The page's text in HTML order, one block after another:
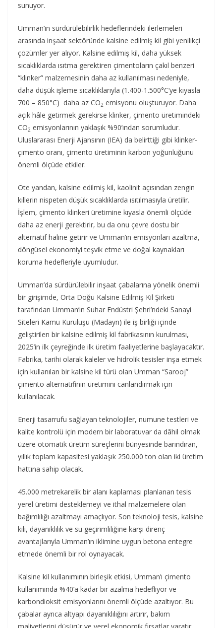
sunuyor.
Umman’ın sürdürülebilirlik hedeflerindeki ilerlemeleri
arasında inşaat sektöründe kalsine edilmiş kil gibi yenilikçi
çözümler yer alıyor. Kalsine edilmiş kil, daha yüksek
sıcaklıklarda ısıtma gerektiren çimentoların çakıl benzeri
“klinker” malzemesinin daha az kullanılması nedeniyle,
daha düşük işleme sıcaklıklarıyla (1.400-1.500°C’ye kıyasla
700 – 850°C) daha az CO2 emisyonu oluşturuyor. Daha
açık hâle getirmek gerekirse klinker, çimento üretimindeki
CO2 emisyonlarının yaklaşık %90’ından sorumludur.
Uluslararası Enerji Ajansının (IEA) da belirttiği gibi klinker-
çimento oranı, çimento üretiminin karbon yoğunluğunu
önemli ölçüde etkiler.
Öte yandan, kalsine edilmiş kil, kaolinit açısından zengin
killerin nispeten düşük sıcaklıklarda ısıtılmasıyla üretilir.
İşlem, çimento klinkeri üretimine kıyasla önemli ölçüde
daha az enerji gerektirir, bu da onu çevre dostu bir
alternatif haline getirir ve Umman’ın emisyonları azaltma,
döngüsel ekonomiyi teşvik etme ve doğal kaynakları
koruma hedefleriyle uyumludur.
Umman’da sürdürülebilir inşaat çabalarına yönelik önemli
bir girişimde, Orta Doğu Kalsine Edilmiş Kil Şirketi
tarafından Umman’ın Suhar Endüstri Şehri’ndeki Sanayi
Siteleri Kamu Kuruluşu (Madayn) ile iş birliği içinde
geliştirilen bir kalsine edilmiş kil fabrikasının kurulması,
2025’in ilk çeyreğinde ilk üretim faaliyetlerine başlayacaktır.
Fabrika, tarihi olarak kaleler ve hidrolik tesisler inşa etmek
için kullanılan bir kalsine kil türü olan Umman “Sarooj”
çimento alternatifinin üretimini canlandırmak için
kullanılacak.
Enerji tasarrufu sağlayan teknolojiler, numune testleri ve
kalite kontrolü için modern bir laboratuvar da dâhil olmak
üzere otomatik üretim süreçlerini bünyesinde barındıran,
yıllık toplam kapasitesi yaklaşık 250.000 ton olan iki üretim
hattına sahip olacak.
45.000 metrekarelik bir alanı kaplaması planlanan tesis
yerel üretimi desteklemeyi ve ithal malzemelere olan
bağımlılığı azaltmayı amaçlıyor. Son teknoloji tesis, kalsine
kili, dayanıklılık ve su geçirimliliğine karşı direnç
avantajlarıyla Umman’ın iklimine uygun betona entegre
etmede önemli bir rol oynayacak.
Kalsine kil kullanımının birleşik etkisi, Umman’ı çimento
kullanımında %40’a kadar bir azalma hedefliyor ve
karbondioksit emisyonlarını önemli ölçüde azaltıyor. Bu
çabalar ayrıca altyapı dayanıklılığını artırır, bakım